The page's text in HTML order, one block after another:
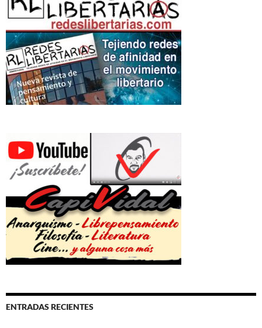
ENTRADAS RECIENTES